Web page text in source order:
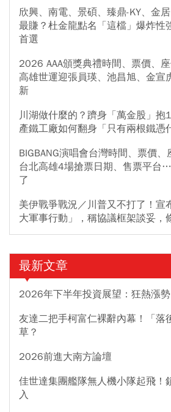
欣興、南電、景碩、臻鼎-KY、金
最賺？杜金龍點名「這檔」爆炸性
首選
2026 AAA頒獎典禮時間、票價、
高雄世運迎張員瑛、池昌旭、金
新
川湖做什麼的？躋身「萬金股」
產鐵工廠如何翻身「只有兩根鐵憑
BIGBANG演唱會台灣時間、票價
台北高雄4場搶票日期、售票平台
了
美伊戰爭戰況／川普又不打了！宣
大軍事行動」，稱協議框架談妥，
最新文章
2026年下半年投資展望：狂熱漲
友達二把手柯富仁裸辭內幕！「落
草？
2026前進大南方論壇
佳世達集團艦隊無人機小隊起飛！
入